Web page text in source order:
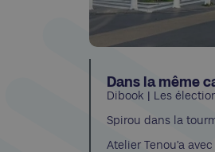
Dans la même
Dibook | Les
Spirou dans la
Atelier Tenou’a